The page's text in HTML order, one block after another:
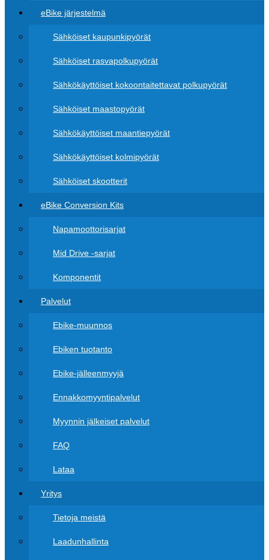
eBike järjestelmä
Sähköiset kaupunkipyörät
Sähköiset rasvapolkupyörät
Sähkökäyttöiset kokoontaitettavat polkupyörät
Sähköiset maastopyörät
Sähkökäyttöiset maantiepyörät
Sähkökäyttöiset kolmipyörät
Sähköiset skootterit
eBike Conversion Kits
Napamoottorisarjat
Mid Drive -sarjat
Komponentit
Palvelut
Ebike-muunnos
Ebiken tuotanto
Ebike-jälleenmyyjä
Ennakkomyyntipalvelut
Myynnin jälkeiset palvelut
FAQ
Lataa
Yritys
Tietoja meistä
Laadunhallinta